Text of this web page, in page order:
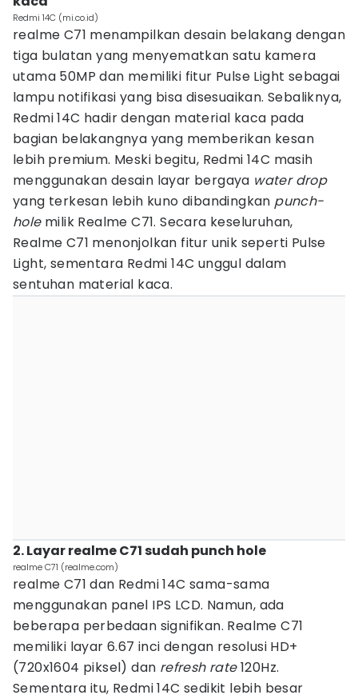
Redmi 14C (mi.co.id)
realme C71 menampilkan desain belakang dengan
tiga bulatan yang menyematkan satu kamera
utama 50MP dan memiliki fitur Pulse Light sebagai
lampu notifikasi yang bisa disesuaikan. Sebaliknya,
Redmi 14C hadir dengan material kaca pada
bagian belakangnya yang memberikan kesan
lebih premium. Meski begitu, Redmi 14C masih
menggunakan desain layar bergaya water drop
yang terkesan lebih kuno dibandingkan punch-
holemilik Realme C71. Secara keseluruhan,
Realme C71 menonjolkan fitur unik seperti Pulse
Light, sementara Redmi 14C unggul dalam
sentuhan material kaca.
2. Layar realme C71 sudah punch hole
realme C71 (realme.com)
realme C71 dan Redmi 14C sama-sama
menggunakan panel IPS LCD. Namun, ada
beberapa perbedaan signifikan. Realme C71
memiliki layar 6.67 inci dengan resolusi HD+
(720x1604 piksel) dan refresh rate120Hz.
Sementara itu, Redmi 14C sedikit lebih besar